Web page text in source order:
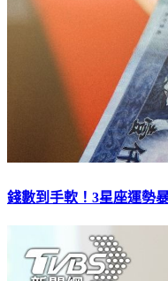
錢數到手軟！3星座運勢